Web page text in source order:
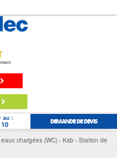
au : DEMANDE DE DEVIS
chargées (WC) Ksb
Station de